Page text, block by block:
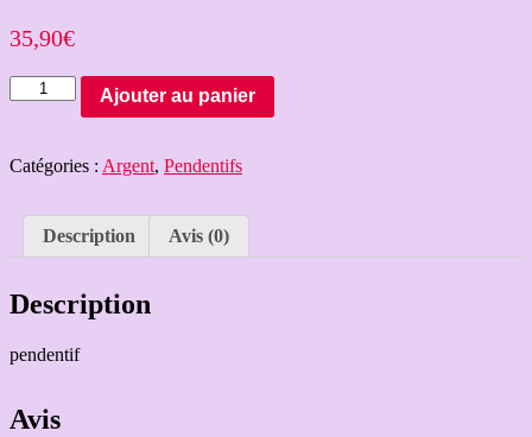
35,90€
Quantité
Ajouter au panier
Catégories : Argent, Pendentifs
Description Avis (0)
Description
pendentif
Avis